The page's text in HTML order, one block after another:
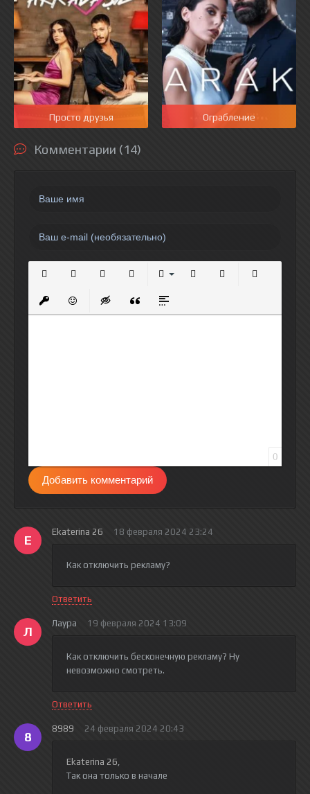
Просто друзья Ограбление
Комментарии (14)
Вставить защищенную ссылку
Вставить смайлик
Вставка скрытого текста
Вставка цитаты
Вставка спойлера
0
Добавить комментарий
E
Ekaterina 26 18 февраля 2024 23:24
Как отключить рекламу?
Ответить
Л
Лаура 19 февраля 2024 13:09
Как отключить бесконечную рекламу? Ну
невозможно смотреть.
Ответить
8
8989 24 февраля 2024 20:43
Ekaterina 26,
Так она только в начале